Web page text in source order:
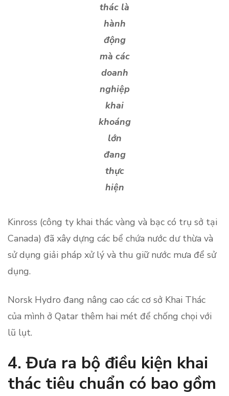
thác là
hành
động
mà các
doanh
nghiệp
khai
khoáng
lớn
đang
thực
hiện
Kinross (công ty khai thác vàng và bạc có trụ sở tại
Canada) đã xây dựng các bể chứa nước dư thừa và
sử dụng giải pháp xử lý và thu giữ nước mưa để sử
dụng.
Norsk Hydro đang nâng cao các cơ sở Khai Thác
của mình ở Qatar thêm hai mét để chống chọi với
lũ lụt.
4. Đưa ra bộ điều kiện khai
thác tiêu chuẩn có bao gồm